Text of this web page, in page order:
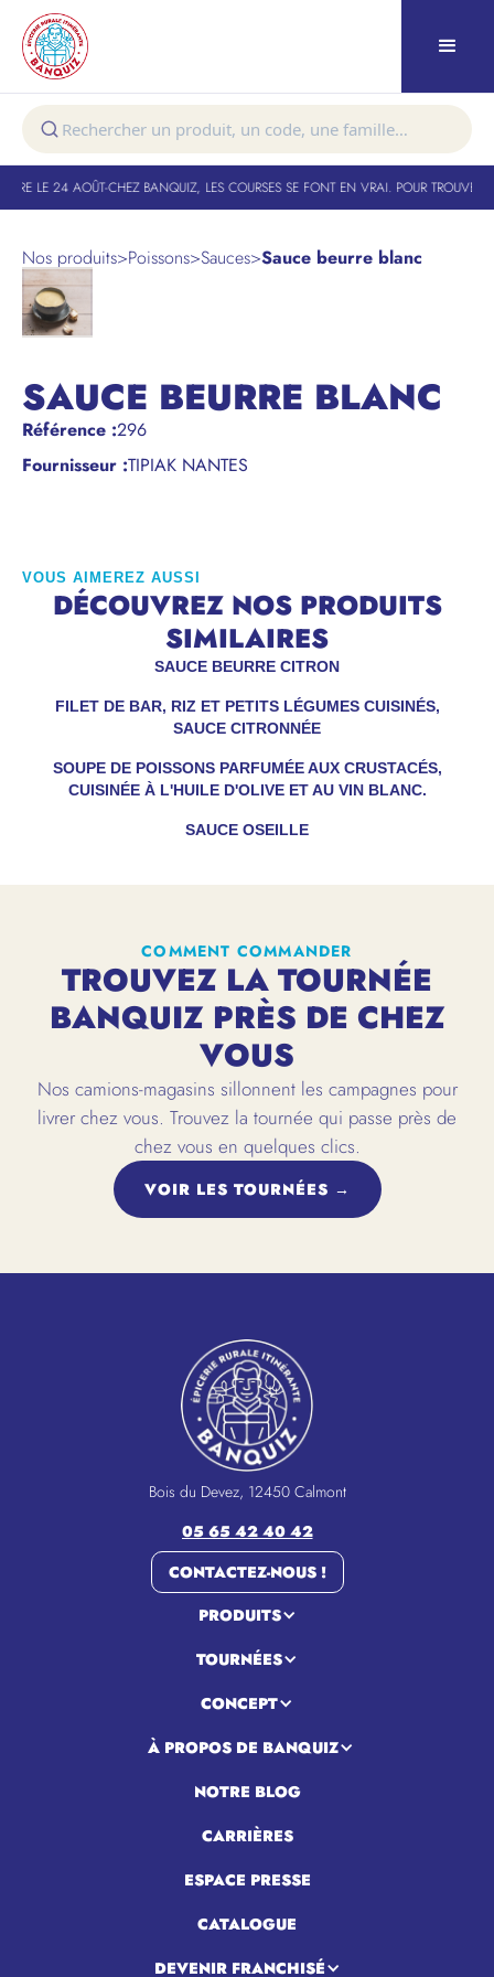
LE 24 AOÛT-CHEZ BANQUIZ, LES COURSES SE FONT EN VRAI. POUR TROUVER
Nos produits>Poissons>Sauces>Sauce beurre blanc
SAUCE BEURRE BLANC
Référence :296
Fournisseur :TIPIAK NANTES
VOUS AIMEREZ AUSSI
DÉCOUVREZ NOS PRODUITS
SIMILAIRES
FILET DE BAR, RIZ ET PETITS LÉGUMES CUISINÉS,
SAUCE CITRONNÉE
SOUPE DE POISSONS PARFUMÉE AUX CRUSTACÉS,
CUISINÉE À L'HUILE D'OLIVE ET AU VIN BLANC.
SAUCE OSEILLE
SAUCE BEURRE CITRON
COMMENT COMMANDER
TROUVEZ LA TOURNÉE
BANQUIZ PRÈS DE CHEZ
VOUS
Nos camions-magasins sillonnent les campagnes pour
livrer chez vous. Trouvez la tournée qui passe près de
chez vous en quelques clics.
VOIR LES TOURNÉES →
Bois du Devez, 12450 Calmont
05 65 42 40 42
CONTACTEZ-NOUS !
PRODUITS
TOURNÉES
CONCEPT
À PROPOS DE BANQUIZ
NOTRE BLOG
CARRIÈRES
ESPACE PRESSE
CATALOGUE
DEVENIR FRANCHISÉ